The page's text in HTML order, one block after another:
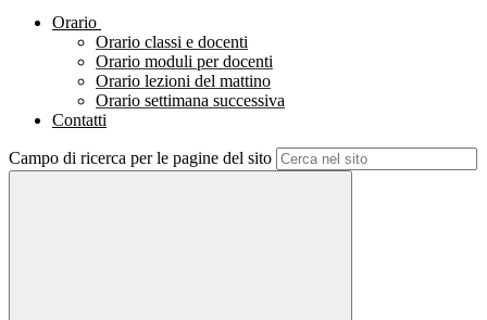
Orario
Orario classi e docenti
Orario moduli per docenti
Orario lezioni del mattino
Orario settimana successiva
Contatti
Campo di ricerca per le pagine del sito